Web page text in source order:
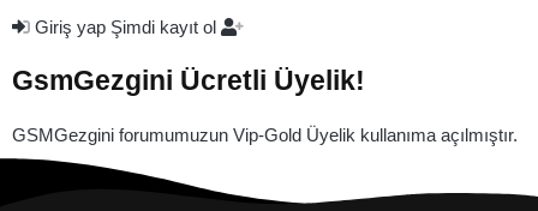
Giriş yap Şimdi kayıt ol
GsmGezgini Ücretli Üyelik!
GSMGezgini forumumuzun Vip-Gold Üyelik kullanıma açılmıştır.